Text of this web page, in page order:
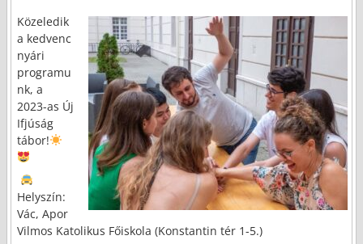
Közeledik
a kedvenc
nyári
programu
nk, a
2023-as Új
Ifjúság
tábor!
Helyszín:
Vác, Apor
Vilmos Katolikus Főiskola (Konstantin tér 1-5.)